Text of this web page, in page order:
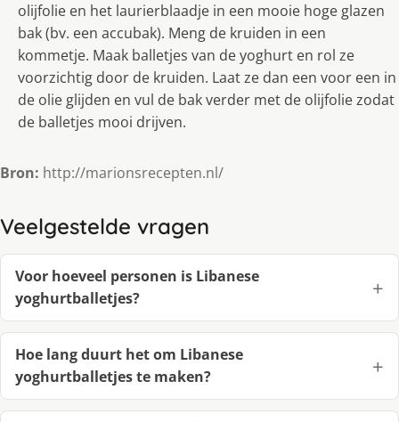
olijfolie en het laurierblaadje in een mooie hoge glazen
bak (bv. een accubak). Meng de kruiden in een
kommetje. Maak balletjes van de yoghurt en rol ze
voorzichtig door de kruiden. Laat ze dan een voor een in
de olie glijden en vul de bak verder met de olijfolie zodat
de balletjes mooi drijven.
Bron: http://marionsrecepten.nl/
Veelgestelde vragen
Voor hoeveel personen is Libanese
yoghurtballetjes?
Hoe lang duurt het om Libanese
yoghurtballetjes te maken?